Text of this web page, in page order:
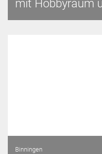
mit Hobbyraum
Binningen